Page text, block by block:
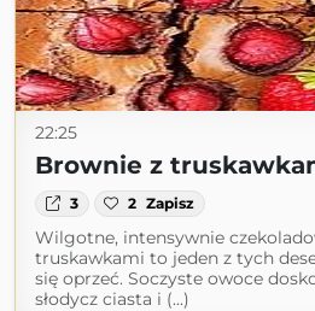
22:25
Brownie z
3 2 Zapisz
Wilgotne, intensywnie
truskawkami to jeden z tych
się oprzeć. Soczyste owoce
słodycz ciasta i (...)